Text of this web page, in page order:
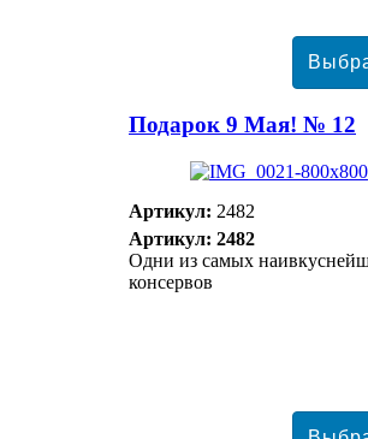
Подарок 9 Мая! № 12
Артикул: 2482
Артикул: 2482
Одни из самых
консервов